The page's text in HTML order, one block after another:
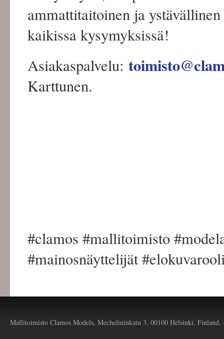
ammattitaitoinen ja
kaikissa kysymyksissä!
Asiakaspalvelu:
Karttunen.
#clamos #mallitoimisto
#mainosnäyttelijät
Mallitoimisto Clamos Models, Mechelininkatu 3, 00100 Helsinki,